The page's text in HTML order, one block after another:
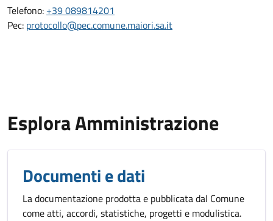
Telefono: +39 089814201
Pec: protocollo@pec.comune.maiori.sa.it
Esplora Amministrazione
Documenti e dati
La documentazione prodotta e pubblicata dal Comune
come atti, accordi, statistiche, progetti e modulistica.